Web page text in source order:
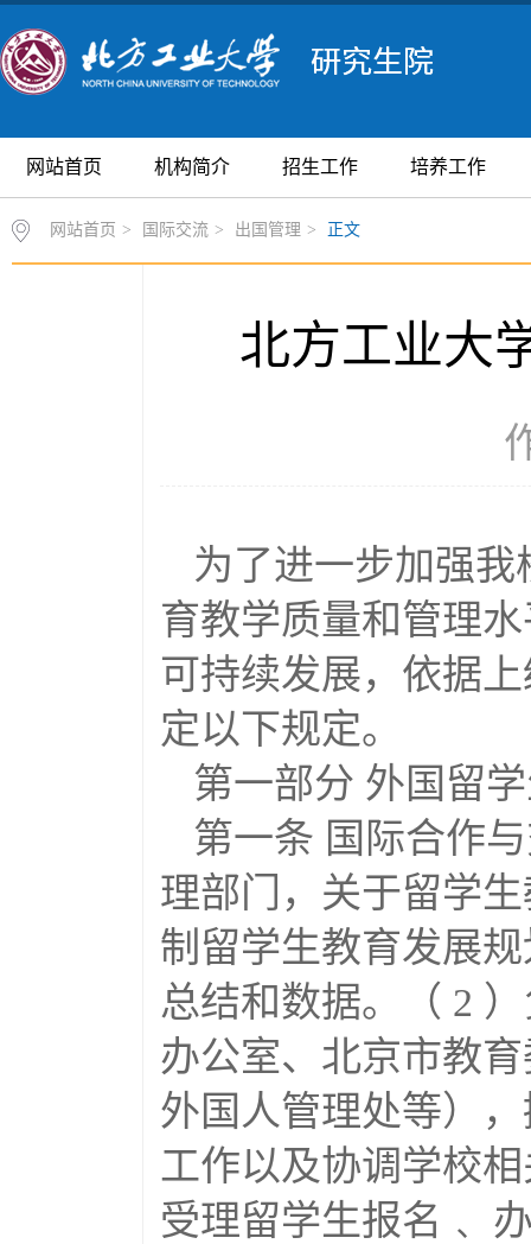
网站首页 机构简介 招生工作 培养工作
网站首页 > 国际交流 > 出国管理 > 正文
北方工业大
为了进一步加强
育教学质量和管理
可持续发展，依据
定以下规定。
第一部分 外国留
第一条 国际合作
理部门，关于留学
制留学生教育发展
总结和数据。（ 2
办公室、北京市教
外国人管理处等）
工作以及协调学校
受理留学生报名﹑